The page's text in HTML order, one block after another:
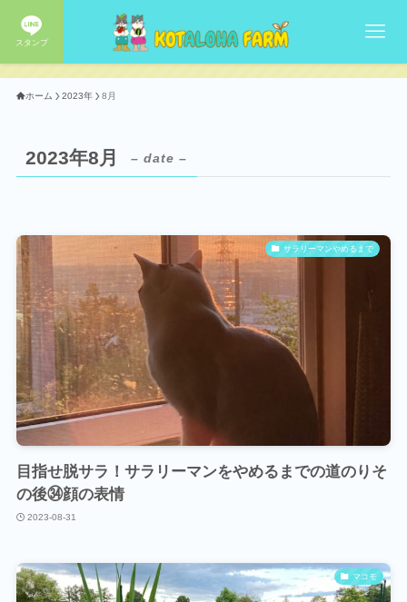
スタンプ
ホーム 2023年 8月
2023年8月 – date –
サラリーマンやめるまで
目指せ脱サラ！サラリーマンをやめるまでの道のりそ
の後㉞顔の表情
2023-08-31
マコモ